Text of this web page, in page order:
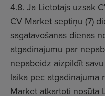
4.8. Ja Lietotājs uzsāk
CV Market septiņu (7)
sagatavošanas dienas
atgādinājumu par
nepabeidz aizpildīt
laikā pēc atgādinājuma
Market atkārtoti nosūta